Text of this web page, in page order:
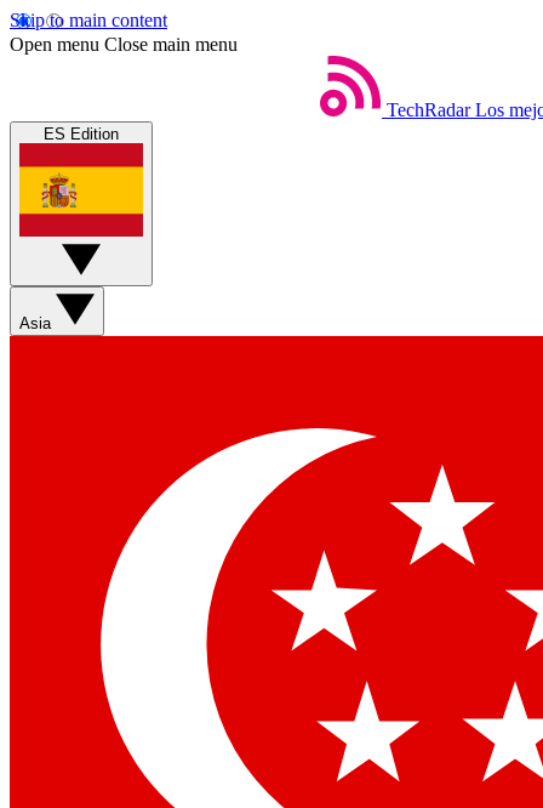
Skip to main content
Open menu Close main menu
TechRadar Los
ES Edition
Asia